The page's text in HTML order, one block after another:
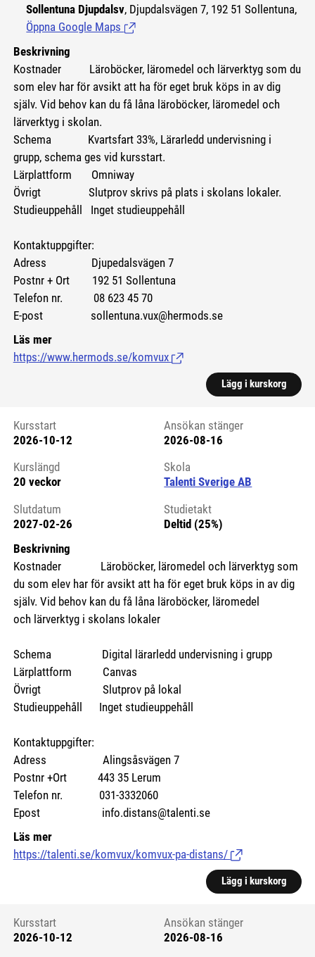
Sollentuna Djupdalsv, Djupdalsvägen 7, 192 51 Sollentuna,
Öppna Google Maps (Länk till extern sida.)
Beskrivning
Kostnader Läroböcker, läromedel och lärverktyg som du
som elev har för avsikt att ha för eget bruk köps in av dig
själv. Vid behov kan du få låna läroböcker, läromedel och
lärverktyg i skolan.
Schema Kvartsfart 33%, Lärarledd undervisning i
grupp, schema ges vid kursstart.
Lärplattform Omniway
Övrigt Slutprov skrivs på plats i skolans lokaler.
Studieuppehåll Inget studieuppehåll
Kontaktuppgifter:
Adress Djupedalsvägen 7
Postnr + Ort 192 51 Sollentuna
Telefon nr. 08 623 45 70
E-post sollentuna.vux@hermods.se
Läs mer
https://www.hermods.se/komvux (Länk till extern sida.)
Lägg i kurskorg
Kursstart 6275452
Kursstart
2026-10-12
Ansökan stänger
2026-08-16
Kurslängd
20 veckor
Skola
Talenti Sverige AB
Slutdatum
2027-02-26
Studietakt
Deltid (25%)
Beskrivning
Kostnader Läroböcker, läromedel och lärverktyg som
du som elev har för avsikt att ha för eget bruk köps in av dig
själv. Vid behov kan du få låna läroböcker, läromedel
och lärverktyg i skolans lokaler
Schema Digital lärarledd undervisning i grupp
Lärplattform Canvas
Övrigt Slutprov på lokal
Studieuppehåll Inget studieuppehåll
Kontaktuppgifter:
Adress Alingsåsvägen 7
Postnr +Ort 443 35 Lerum
Telefon nr. 031-3332060
Epost info.distans@talenti.se
Läs mer
https://talenti.se/komvux/komvux-pa-distans/ (Länk till extern
Lägg i kurskorg
Kursstart 6178489
Kursstart
2026-10-12
Ansökan stänger
2026-08-16